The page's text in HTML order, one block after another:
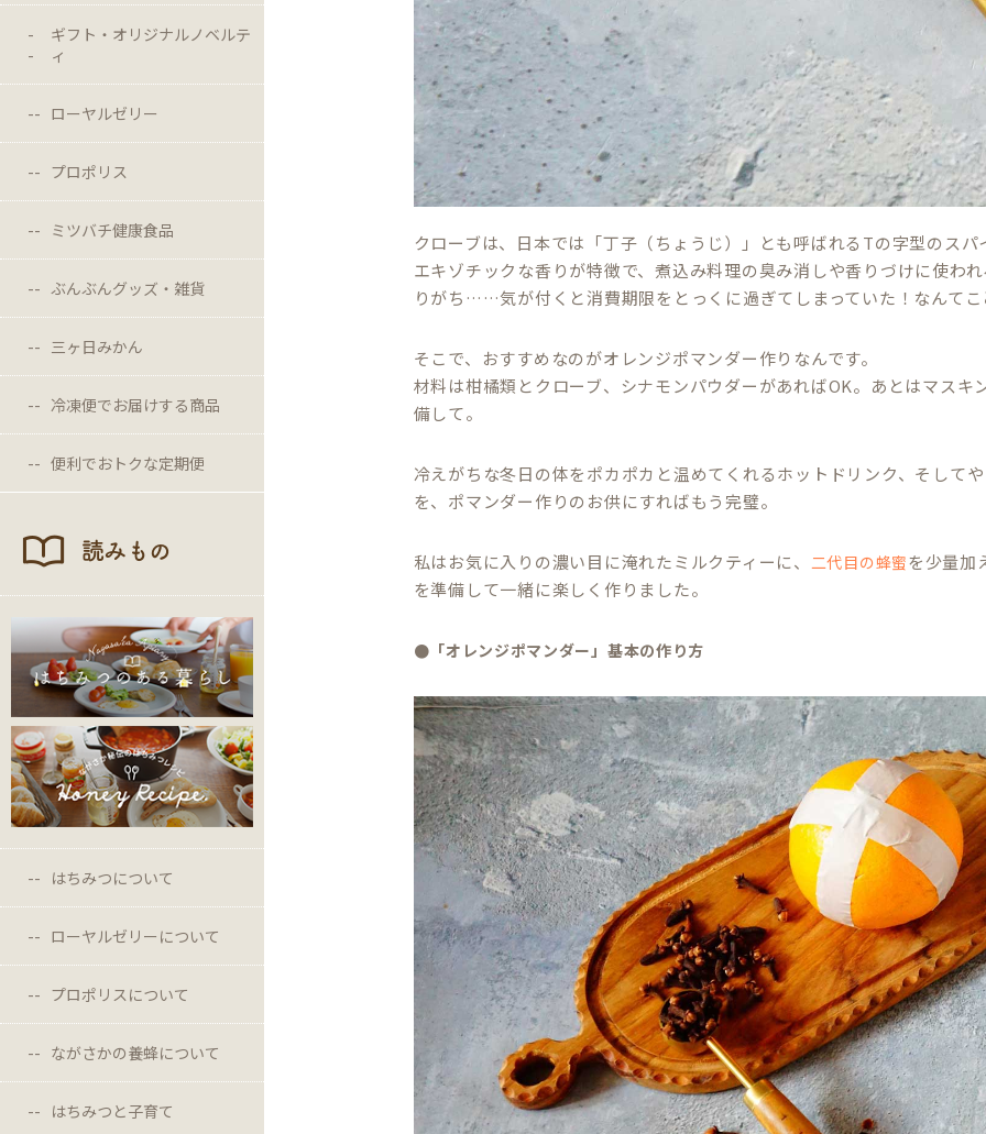
ギフト・オリジナルノベルテ
ィ
ローヤルゼリー
プロポリス
ミツバチ健康食品
ぶんぶんグッズ・雑貨
三ヶ日みかん
冷凍便でお届けする商品
便利でおトクな定期便
読みもの
はちみつについて
ローヤルゼリーについて
プロポリスについて
ながさかの養蜂について
はちみつと子育て
クローブは、日本では「丁子（ちょうじ）」とも呼ばれるTの字型のスパ
エキゾチックな香りが特徴で、煮込み料理の臭み消しや香りづけに使わ
りがち……気が付くと消費期限をとっくに過ぎてしまっていた！なんて
そこで、おすすめなのがオレンジポマンダー作りなんです。
材料は柑橘類とクローブ、シナモンパウダーがあればOK。あとはマス
備して。
冷えがちな冬日の体をポカポカと温めてくれるホットドリンク、そして
を、ポマンダー作りのお供にすればもう完璧。
私はお気に入りの濃い目に淹れたミルクティーに、 二代目の蜂蜜を少量加
を準備して一緒に楽しく作りました。
●「オレンジポマンダー」基本の作り方